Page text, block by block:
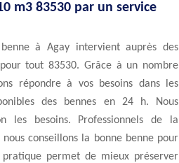
m3 83530 par un service
à Agay intervient auprès des
tout 83530. Grâce à un nombre
répondre à vos besoins dans les
des bennes en 24 h. Nous
les besoins. Professionnels de la
conseillons la bonne benne pour
permet de mieux préserver